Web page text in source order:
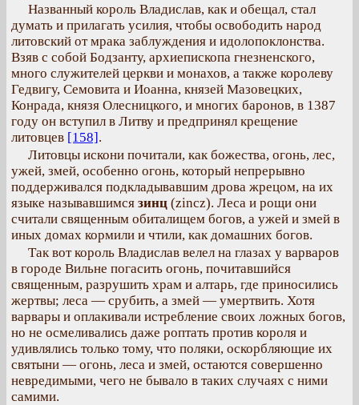
Названный король Владислав, как и обещал, стал
думать и прилагать усилия, чтобы освободить народ
литовский от мрака заблуждения и идолопоклонства.
Взяв с собой Бодзанту, архиепископа гнезненского,
много служителей церкви и монахов, а также королеву
Гедвигу, Семовита и Иоанна, князей Мазовецких,
Конрада, князя Олесницкого, и многих баронов, в 1387
году он вступил в Литву и предпринял крещение
литовцев [158].
Литовцы искони почитали, как божества, огонь, лес,
ужей, змей, особенно огонь, который непрерывно
поддерживался подкладывавшим дрова жрецом, на их
языке называвшимся зинц (zincz). Леса и рощи они
считали священным обиталищем богов, а ужей и змей в
иных домах кормили и чтили, как домашних богов.
Так вот король Владислав велел на глазах у варваров
в городе Вильне погасить огонь, почитавшийся
священным, разрушить храм и алтарь, где приносились
жертвы; леса — срубить, а змей — умертвить. Хотя
варвары и оплакивали истребление своих ложных богов,
но не осмеливались даже роптать против короля и
удивлялись только тому, что поляки, оскорбляющие их
святыни — огонь, леса и змей, остаются совершенно
невредимыми, чего не бывало в таких случаях с ними
самими.